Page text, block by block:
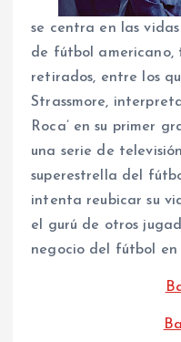
se centra en las
de fútbol
retirados, entre los
Strassmore,
Roca’ en su primer
una serie de
superestrella del
intenta reubicar su
el gurú de otros
negocio del fútbol en